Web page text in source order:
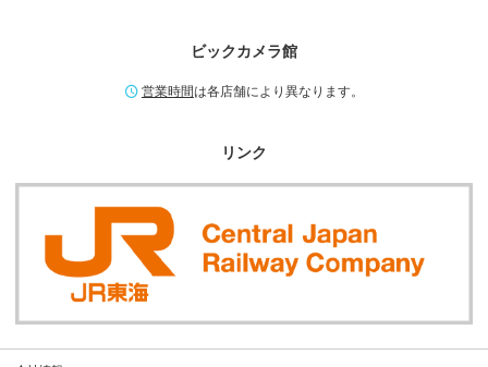
ビックカメラ館
営業時間は各店舗により異なります。
リンク